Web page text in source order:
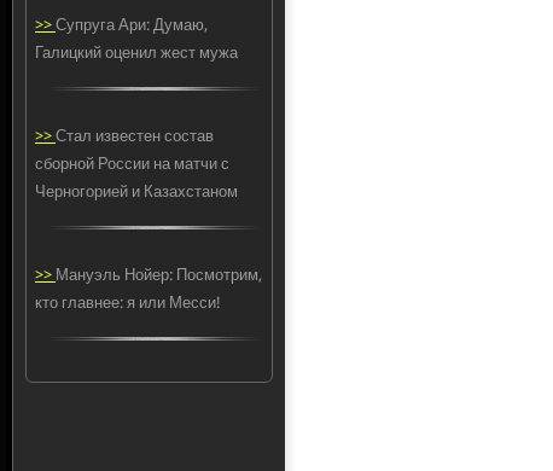
>>Супруга Ари: Думаю,
Галицкий оценил жест мужа
>>Стал известен состав
сборной России на матчи с
Черногорией и Казахстаном
>>Мануэль Нойер: Посмотрим,
кто главнее: я или Месси!